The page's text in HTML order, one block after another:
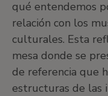
qué entendemos
relación con los
culturales. Esta
mesa donde se
de referencia que
estructuras de las